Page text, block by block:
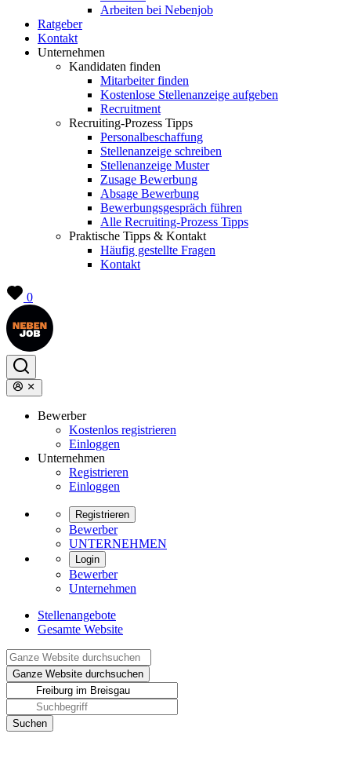
Arbeiten bei Nebenjob
Ratgeber
Kontakt
Unternehmen
Kandidaten finden
Mitarbeiter finden
Kostenlose Stellenanzeige aufgeben
Recruitment
Recruiting-Prozess Tipps
Personalbeschaffung
Stellenanzeige schreiben
Stellenanzeige Muster
Zusage Bewerbung
Absage Bewerbung
Bewerbungsgespräch führen
Alle Recruiting-Prozess Tipps
Praktische Tipps & Kontakt
Häufig gestellte Fragen
Kontakt
0
Bewerber
Kostenlos registrieren
Einloggen
Unternehmen
Registrieren
Einloggen
Registrieren
Bewerber
UNTERNEHMEN
Login
Bewerber
Unternehmen
Stellenangebote
Gesamte Website